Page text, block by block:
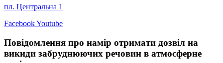
пл. Центральна 1
FacebookYoutube
Повідомлення про намір отримати дозвіл на
викиди забруднюючих речовин в атмосферне